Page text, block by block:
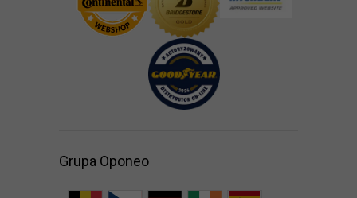
Grupa Oponeo